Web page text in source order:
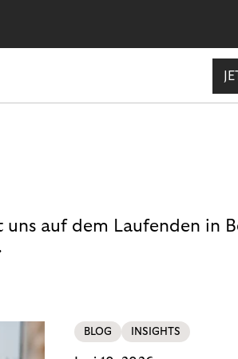
auf dem Laufenden in
BLOG INSIGHTS